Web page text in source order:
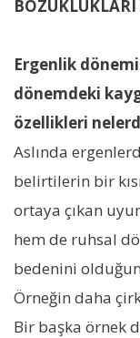
Ergenlik
dönemdeki
özellikleri
Aslında
belirtilerin bir
ortaya çıkan
hem de ruhsal
bedenini
Örneğin daha
Bir başka örnek